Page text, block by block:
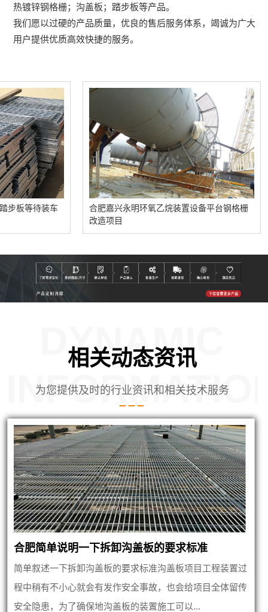
热镀锌钢格栅；沟盖板；踏步板等产品。
我们愿以过硬的产品质量，优良的售后服务体系，竭诚为广大
用户提供优质高效快捷的服务。
装车
合肥嘉兴永明环氧乙烷装置设备平台钢格栅
合肥四
相关动态资讯
DYNAMIC
为您提供及时的行业资讯和相关技术服务
合肥简单说明一下拆卸沟盖板的要求标准
简单叙述一下拆卸沟盖板的要求标准沟盖板项目工程装置过
程中稍有不小心就会有发作安全事故，也会给项目全体留传
安全隐患，为了确保地沟盖板的装置施工可以...